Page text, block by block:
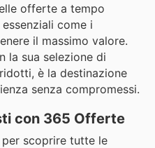
offerte a tempo
come i
il massimo valore.
la sua selezione di
è la destinazione
senza compromessi.
con 365 Offerte
scoprire tutte le